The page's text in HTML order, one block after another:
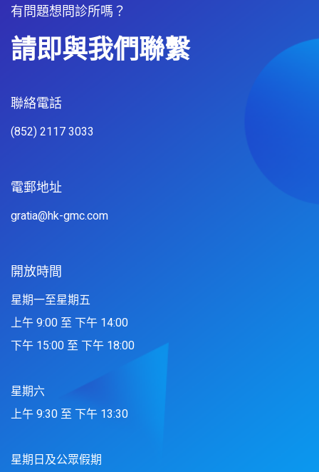
有問題想問診所嗎？
請即與我們聯繫
聯絡電話​
(852) 2117 3033
電郵地址
gratia@hk-gmc.com
開放時間
星期一至星期五
上午 9:00 至 下午 14:00
下午 15:00 至 下午 18:00
星期六
上午 9:30 至 下午 13:30
星期日及公眾假期